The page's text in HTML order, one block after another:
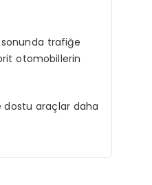
sonunda trafiğe
otomobillerin
dostu araçlar daha